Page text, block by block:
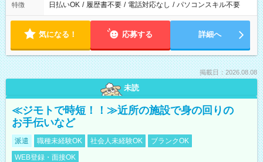
特徴 日払いOK / 履歴書不要 / 電話対応なし / パソコンスキル不要
気になる！ 応募する 詳細へ
掲載日：2026.08.08
未読
≪ジモトで時短！！≫近所の施設で身の回りの
お手伝いなど
派遣 職種未経験OK 社会人未経験OK
ブランクOK
WEB登録・面接OK